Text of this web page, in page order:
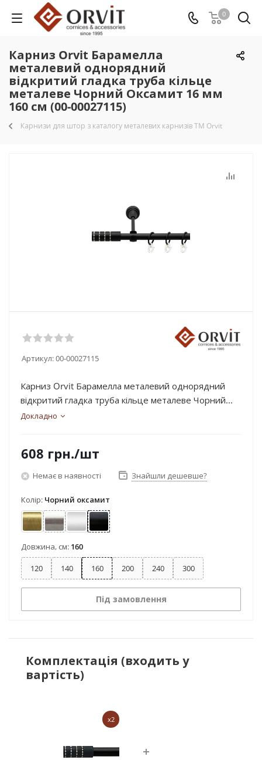
0
Карниз Orvit Барамелла
металевий однорядний
відкритий гладка труба кільце
металеве Чорний Оксамит 16 мм
160 см (00-00027115)
Карнизи для штор з каталогу металевих карнизів TM Orvit
Артикул:00-00027115
Карниз Orvit Барамелла металевий однорядний
відкритий гладка труба кільце металеве Чорний...
Докладно
608 грн./шт
Немає в наявності Знайшли дешевше?
Колір: Чорний оксамит
АнтикНержавіюча сталь
Сатин Чорний оксамит
Довжина, см: 160
120 140 160 200 240 300
Під замовлення
Комплектація (входить у
вартість)
x2